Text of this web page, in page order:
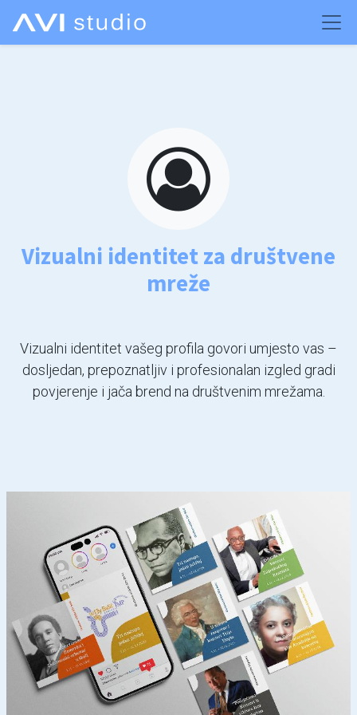
Vizualni identitet za društvene
mreže
Vizualni identitet vašeg profila govori umjesto vas –
dosljedan, prepoznatljiv i profesionalan izgled gradi
povjerenje i jača brend na društvenim mrežama.